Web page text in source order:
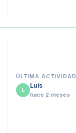
ÚLTIMA ACTIVIDAD
L
Luis
hace 2 meses